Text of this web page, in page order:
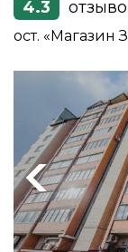
4.3
ост. «Магазин
Previous